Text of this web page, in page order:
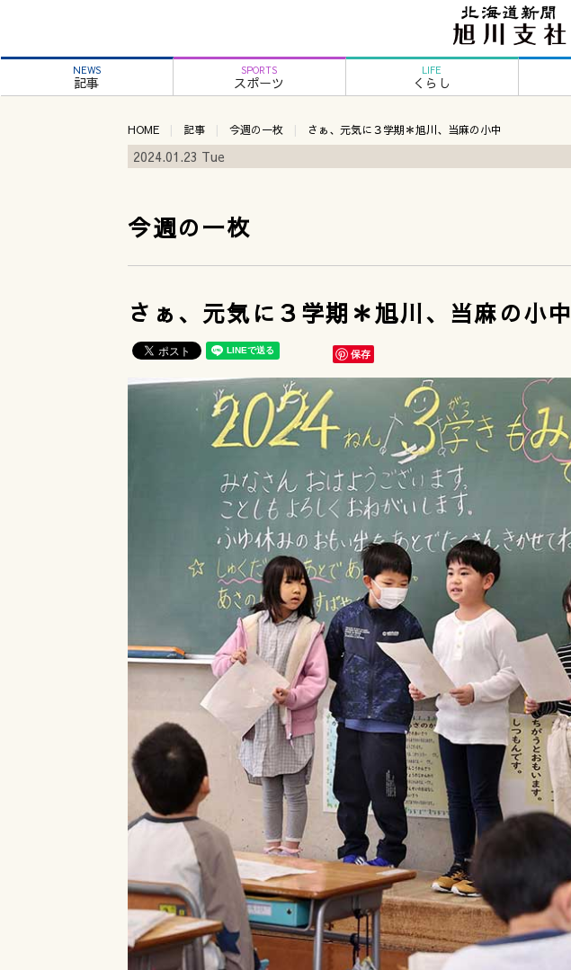
NEWS
記事
SPORTS
スポーツ
LIFE
くらし
HOME 記事 今週の一枚 さぁ、元気に３学期＊旭川、当麻の小中
2024.01.23 Tue
今週の一枚
さぁ、元気に３学期＊旭川、当麻の小中
保存